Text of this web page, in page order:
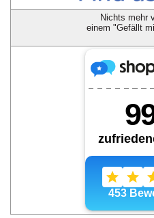
Nichts mehr
einem "Gefällt